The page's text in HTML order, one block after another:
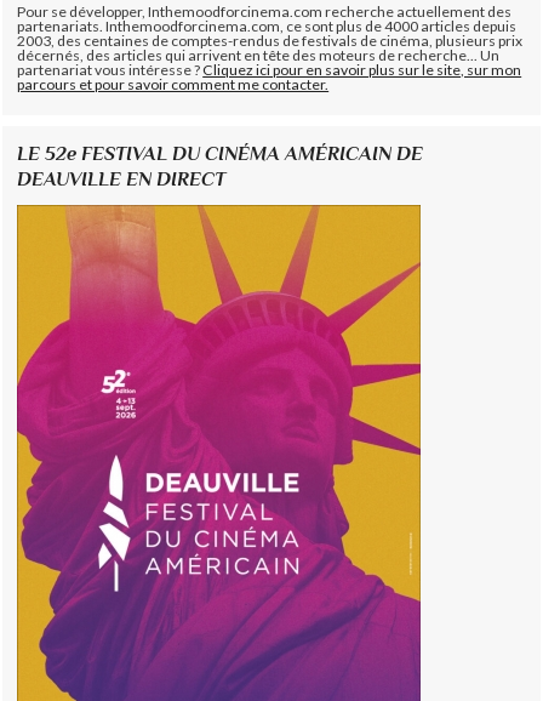
Pour se développer, Inthemoodforcinema.com recherche actuellement des
partenariats. Inthemoodforcinema.com, ce sont plus de 4000 articles depuis
2003, des centaines de comptes-rendus de festivals de cinéma, plusieurs prix
décernés, des articles qui arrivent en tête des moteurs de recherche... Un
partenariat vous intéresse ?Cliquez ici pour en savoir plus sur le site, sur mon
parcours et pour savoir comment me contacter.
LE 52e FESTIVAL DU CINÉMA AMÉRICAIN DE
DEAUVILLE EN DIRECT